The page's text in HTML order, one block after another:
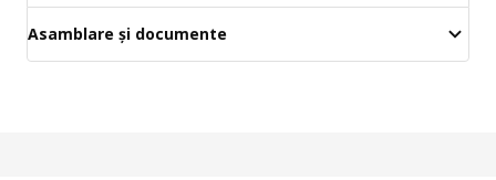
Asamblare și documente